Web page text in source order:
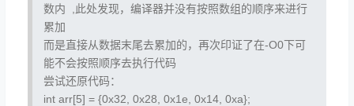
数内 ,此处发现，编译器并没有按照数组的顺序来进行
累加
而是直接从数据末尾去累加的，再次印证了在-O0下可
能不会按照顺序去执行代码
尝试还原代码：
int arr[5] = {0x32, 0x28, 0x1e, 0x14, 0xa};